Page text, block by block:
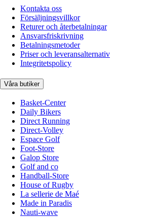
Kontakta oss
Försäljningsvillkor
Returer och återbetalningar
Ansvarsfriskrivning
Betalningsmetoder
Priser och leveransalternativ
Integritetspolicy
Våra butiker
Basket-Center
Daily Bikers
Direct Running
Direct-Volley
Espace Golf
Foot-Store
Galop Store
Golf and co
Handball-Store
House of Rugby
La sellerie de Maé
Made in Paradis
Nauti-wave